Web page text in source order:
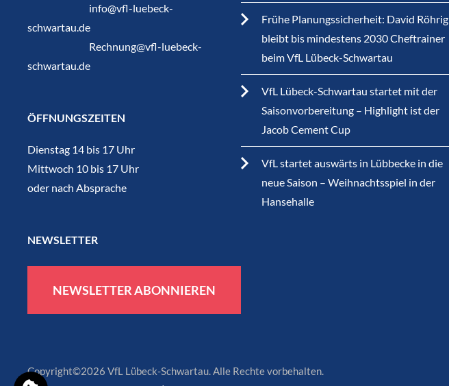
info@vfl-luebeck-
schwartau.de
Rechnung@vfl-luebeck-
schwartau.de
ÖFFNUNGSZEITEN
Dienstag 14 bis 17 Uhr
Mittwoch 10 bis 17 Uhr
oder nach Absprache
NEWSLETTER
NEWSLETTER ABONNIEREN
Frühe Planungssicherheit: David Röhrig
bleibt bis mindestens 2030 Cheftrainer
beim VfL Lübeck-Schwartau
VfL Lübeck-Schwartau startet mit der
Saisonvorbereitung – Highlight ist der
Jacob Cement Cup
VfL startet auswärts in Lübbecke in die
neue Saison – Weihnachtsspiel in der
Hansehalle
Copyright©2026 VfL Lübeck-Schwartau. Alle Rechte vorbehalten.